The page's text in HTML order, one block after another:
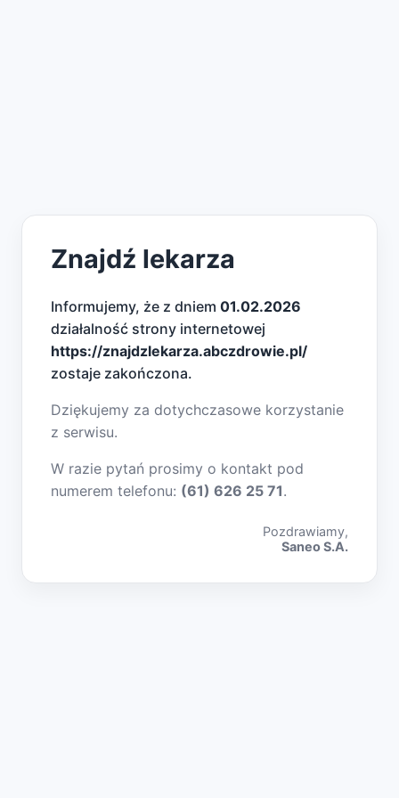
Znajdź lekarza
Informujemy, że z dniem 01.02.2026
działalność strony internetowej
https://znajdzlekarza.abczdrowie.pl/
zostaje zakończona.
Dziękujemy za dotychczasowe korzystanie
z serwisu.
W razie pytań prosimy o kontakt pod
numerem telefonu: (61) 626 25 71.
Pozdrawiamy,
Saneo S.A.